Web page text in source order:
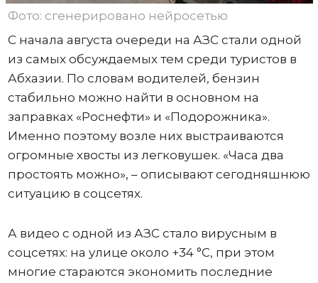
Фото: сгенерировано нейросетью
С начала августа очереди на АЗС стали одной
из самых обсуждаемых тем среди туристов в
Абхазии. По словам водителей, бензин
стабильно можно найти в основном на
заправках «Роснефти» и «Подорожника».
Именно поэтому возле них выстраиваются
огромные хвосты из легковушек. «Часа два
простоять можно», – описывают сегодняшнюю
ситуацию в соцсетях.
А видео с одной из АЗС стало вирусным в
соцсетях: на улице около +34 °C, при этом
многие стараются экономить последние